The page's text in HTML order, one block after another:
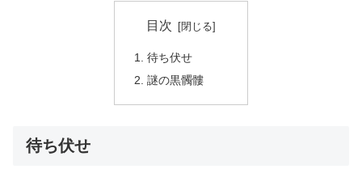
目次
待ち伏せ
謎の黒髑髏
待ち伏せ